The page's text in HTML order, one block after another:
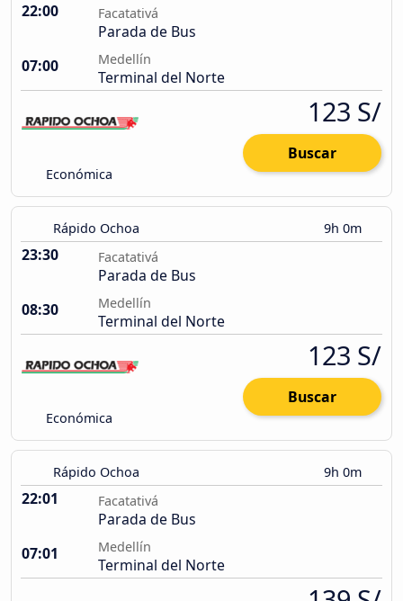
22:00 Facatativá
Parada de Bus
07:00
Medellín
Terminal del Norte
Económica
123 S/
Buscar
Rápido Ochoa 9h 0m
23:30 Facatativá
Parada de Bus
08:30
Medellín
Terminal del Norte
Económica
123 S/
Buscar
Rápido Ochoa 9h 0m
22:01 Facatativá
Parada de Bus
07:01
Medellín
Terminal del Norte